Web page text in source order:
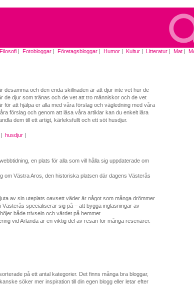
Filosofi | Fotobloggar | Företagsbloggar | Humor | Kultur | Litteratur | Mat |
desamma och den enda skillnaden är att djur inte vet hur de
de djur som tränas och de vet att tro människor och de vet
för att hjälpa er alla med våra förslag och vägledning med våra
förslag och genom att läsa våra artiklar kan du enkelt lära
dem till ett artigt, kärleksfullt och ett söt husdjur.
| husdjur |
en plats för alla som vill hålla sig uppdaterade om
om Västra Aros, den historiska platsen där dagens Västerås
av sin uteplats oavsett väder är något som många drömmer
specialiserar sig på – att bygga inglasningar av
både trivseln och värdet på hemmet.
vid Arlanda är en viktig del av resan för många resenärer.
på ett antal kategorier. Det finns många bra bloggar,
söker mer inspiration till din egen blogg eller letar efter